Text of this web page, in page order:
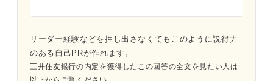
リーダー経験などを押し出さなくてもこのように説得力
のある自己PRが作れます。
三井住友銀行の内定を獲得したこの回答の全文を見たい人は